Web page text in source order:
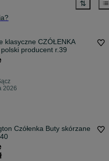
klasyczne CZÓŁENKA
producent r.39
2026
Czółenka Buty skórzane